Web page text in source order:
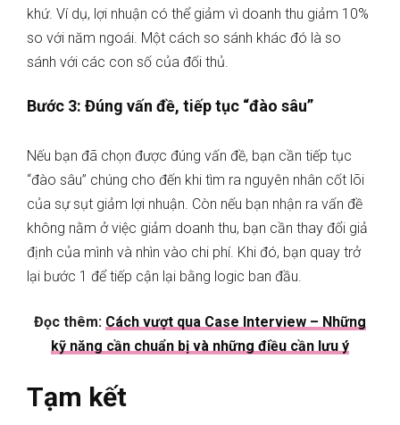
khứ. Ví dụ, lợi nhuận có thể giảm vì doanh thu giảm 10%
so với năm ngoái. Một cách so sánh khác đó là so
sánh với các con số của đối thủ.
Bước 3: Đúng vấn đề, tiếp tục “đào sâu”
Nếu bạn đã chọn được đúng vấn đề, bạn cần tiếp tục
“đào sâu” chúng cho đến khi tìm ra nguyên nhân cốt lõi
của sự sụt giảm lợi nhuận. Còn nếu bạn nhận ra vấn đề
không nằm ở việc giảm doanh thu, bạn cần thay đổi giả
định của mình và nhìn vào chi phí. Khi đó, bạn quay trở
lại bước 1 để tiếp cận lại bằng logic ban đầu.
Đọc thêm: Cách vượt qua Case Interview – Những
kỹ năng cần chuẩn bị và những điều cần lưu ý
Tạm kết